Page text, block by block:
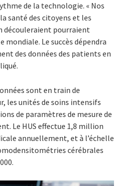
de la technologie. « Nos
santé des citoyens et les
découleraient pourraient
mondiale. Le succès dépendra
des données des patients en
sont en train de
les unités de soins intensifs
de paramètres de mesure de
Le HUS effectue 1,8 million
annuellement, et à l’échelle
cérébrales